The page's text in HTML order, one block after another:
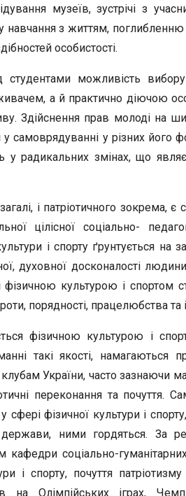
музеїв, зустрічі з
навчання з життям, поглибленню
особистості.
можливість вибору
а й практично діючою
Здійснення прав молоді на
самоврядуванні у різних його
у радикальних змінах, що
і патріотичного зокрема, є
цілісної соціально-
і спорту ґрунтується на
духовної досконалості
фізичною культурою і
порядності, працелюбства
фізичною культурою і
такі якості, намагаються
України, часто зазнаючи
переконання та почуття.
фізичної культури і
ними гордяться. За
соціально-
і спорту, почуття
на Олімпійських іграх,